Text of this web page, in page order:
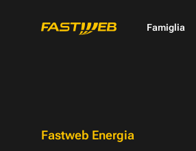
Famiglia
Fastweb Energia